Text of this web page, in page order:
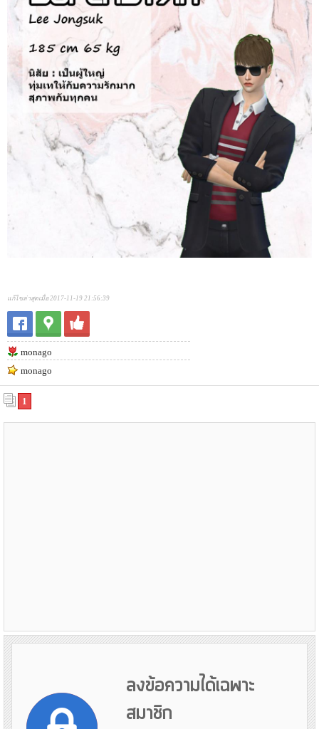
แก้ไขล่าสุดเมื่อ 2017-11-19 21:56:39
monago
monago
1
ลงข้อความได้เฉพาะ
สมาชิก